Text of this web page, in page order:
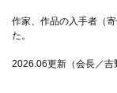
作家、作品の入手者（
た。
2026.06更新（会長／吉